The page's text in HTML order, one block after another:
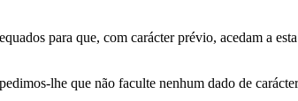
para que, com carácter prévio, acedam a
lhe que não faculte nenhum dado de